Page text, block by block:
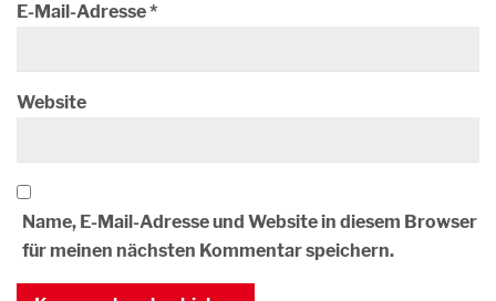
E-Mail-Adresse*
Website
Name, E-Mail-Adresse und Website in diesem Browser
für meinen nächsten Kommentar speichern.